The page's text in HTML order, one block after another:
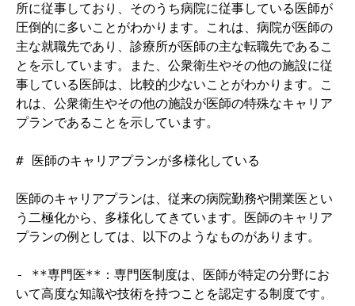
所に従事しており、そのうち病院に従事している医師が
圧倒的に多いことがわかります。これは、病院が医師の
主な就職先であり、診療所が医師の主な転職先であるこ
とを示しています。また、公衆衛生やその他の施設に従
事している医師は、比較的少ないことがわかります。こ
れは、公衆衛生やその他の施設が医師の特殊なキャリア
プランであることを示しています。
# 医師のキャリアプランが多様化している
医師のキャリアプランは、従来の病院勤務や開業医とい
う二極化から、多様化してきています。医師のキャリア
プランの例としては、以下のようなものがあります。
- **専門医**：専門医制度は、医師が特定の分野にお
いて高度な知識や技術を持つことを認定する制度です。